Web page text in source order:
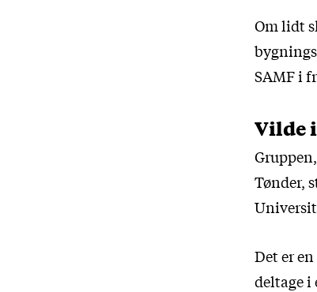
Om lidt
SAMF i
Vilde
Tønder,
Det er
deltage i